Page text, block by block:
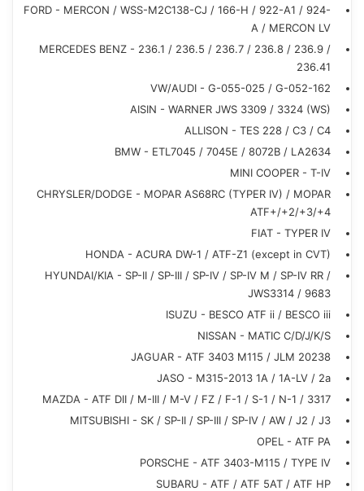
FORD - MERCON / WSS-M2C138-CJ / 166-H / 922-A1 / 924-
A / MERCON LV
MERCEDES BENZ - 236.1 / 236.5 / 236.7 / 236.8 / 236.9 /
236.41
VW/AUDI - G-055-025 / G-052-162
AISIN - WARNER JWS 3309 / 3324 (WS)
ALLISON - TES 228 / C3 / C4
BMW - ETL7045 / 7045E / 8072B / LA2634
MINI COOPER - T-IV
CHRYSLER/DODGE - MOPAR AS68RC (TYPER IV) / MOPAR
ATF+/+2/+3/+4
FIAT - TYPER IV
HONDA - ACURA DW-1 / ATF-Z1 (except in CVT)
HYUNDAI/KIA - SP-II / SP-III / SP-IV / SP-IV M / SP-IV RR /
JWS3314 / 9683
ISUZU - BESCO ATF ii / BESCO iii
NISSAN - MATIC C/D/J/K/S
JAGUAR - ATF 3403 M115 / JLM 20238
JASO - M315-2013 1A / 1A-LV / 2a
MAZDA - ATF DII / M-III / M-V / FZ / F-1 / S-1 / N-1 / 3317
MITSUBISHI - SK / SP-II / SP-III / SP-IV / AW / J2 / J3
OPEL - ATF PA
PORSCHE - ATF 3403-M115 / TYPE IV
SUBARU - ATF / ATF 5AT / ATF HP